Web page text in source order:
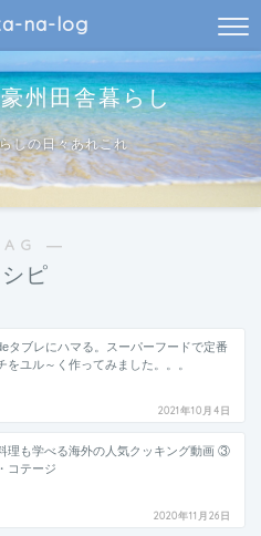
na-log
州田舎暮らし
しの日々あれこれ
―
ピ
タブレにハマる。スーパーフードで定番
をユル～く作ってみました。。。
2021年10月4日
理も学べる海外の人気クッキング動画 ③
コテージ
2020年11月26日